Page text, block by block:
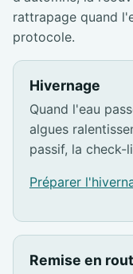
rattrapage quand
protocole.
Hivernage
Quand l'eau
algues
passif, la check-
Préparer
Remise en